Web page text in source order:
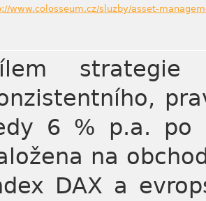
www.colosseum.cz/sluzby/asset-
strategie
6 % p.a. po
na
DAX a